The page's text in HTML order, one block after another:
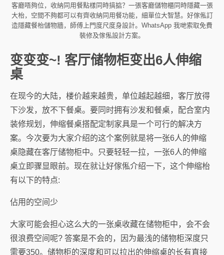
客廳唔夠位，收納同用餐點樣同時搞掂？一張客廳儲物櫃同時隱藏一張
大枱，空間不夠都可以有齊收納同用餐功能，細單位大智慧。好傢俬訂
造隱藏餐枱儲物牆，師傅上門度尺度身設計。WhatsApp 我哋索取免費
裝修及傢俬設計方案。
变变变~! 客厅储物柜变出6人伸缩
桌
在现今的大陆，楼价越来越贵，单位越起越细，客厅放得
下沙发，放不下餐桌。要同时拥有沙发和餐桌，配合室内
装修规划，伸缩餐桌搭配定制家具是一个可行的解决方
案。今次要为大家介绍的这个案例就是将一张6人的伸缩
桌隐藏在客厅储物柜中。只要轻轻一拉，一张6人的伸缩
桌立即骤显眼前。现在就让好傢俬介绍一下，这个伸缩枱
有以下的特点:
佔用的空间少
大家可能会担心这么大的一张桌收藏在储物柜中，会不会
很浪费空间呢? 答案是不会的，因为最浅的储物柜深度只
需要350。储物柜的深度和可以拉出的伸缩桌的长有直接